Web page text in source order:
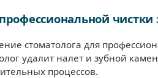
чистки
стоматолога для
удалит налет и зубной
процессов.